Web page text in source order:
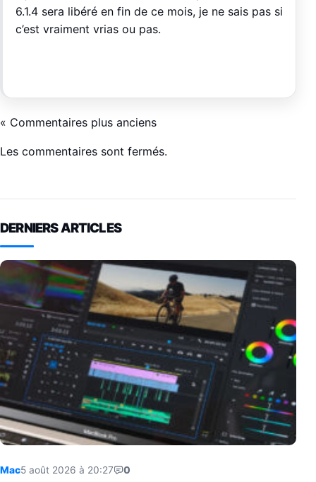
6.1.4 sera libéré en fin de ce mois, je ne sais pas si
c’est vraiment vrias ou pas.
« Commentaires plus anciens
Les commentaires sont fermés.
DERNIERS ARTICLES
Mac5 août 2026 à 20:27 0